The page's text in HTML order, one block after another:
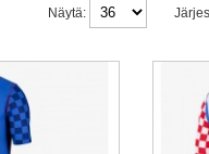
Näytä: